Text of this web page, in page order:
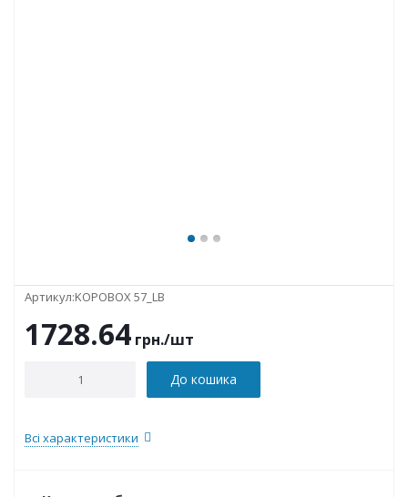
Артикул:KOPOBOX 57_LB
1728.64 грн./шт
До кошика
Всі характеристики